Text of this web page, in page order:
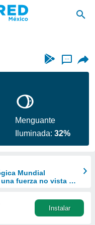
...
Menguante
Iluminada:32%
Mundial
fuerza no vista en
Instalar